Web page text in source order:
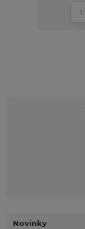
Novinky